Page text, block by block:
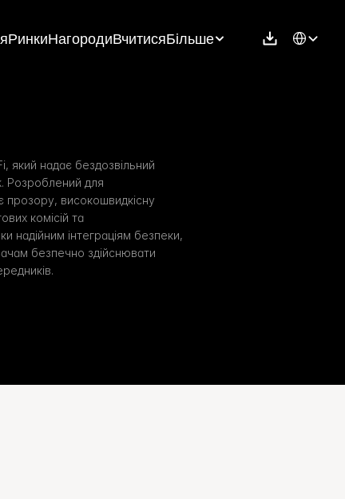
РинкиНагородиВчитисяБільше Select
який надає бездозвільний
Розроблений для
прозору, високошвидкісну
комісій та
надійним інтеграціям безпеки,
безпечно здійснювати